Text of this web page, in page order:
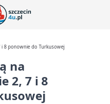
i 8 ponownie do Turkusowej
na
2, 7 i 8